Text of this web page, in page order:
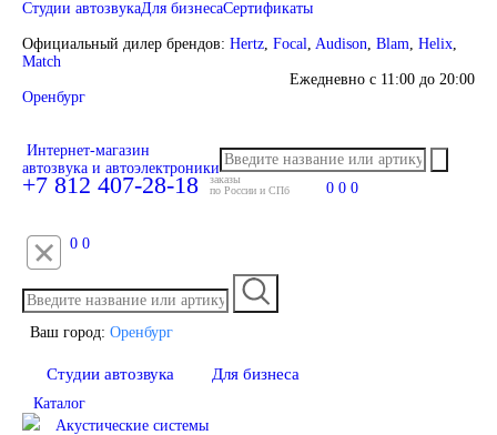
Студии автозвукаДля бизнесаСертификаты
Официальный дилер брендов: Hertz, Focal, Audison, Blam, Helix,
Match
Оренбург
Ежедневно с 11:00 до 20:00
Интернет-магазин
автозвука и автоэлектроники
+7 812 407-28-18
заказы
по России и СПб
0 0 0
0 0
Ваш город: Оренбург
Студии автозвука Для бизнеса
Каталог
Акустические системы